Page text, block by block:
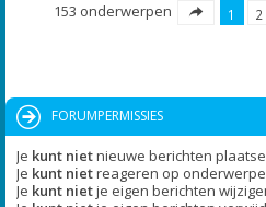
153 onderwerpen 1 2
FORUMPERMISSIES
Je kunt nietnieuwe berichten
Je kunt nietreageren op
Je kunt nietje eigen berichten